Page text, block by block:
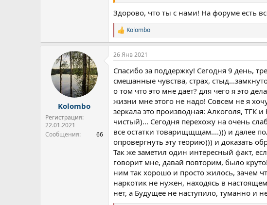
Здорово, что ты с нами! На форуме есть
Р
е
а
к
и
и
Kolombo
Kolombo
Регистрация:
22.01.2021
Сообщения
66
26 Янв 2021
Спасибо за поддержку! Сегодня 9 день,
смешанные чувства, страх,
о том что это мне дает? для чего я это
жизни мне этого не надо! Совсем не я
зеркала это производная: Алкоголя, ТГК
чистый)... Сегодня перехожу на очень
все остатки товарищщщам....))) и далее
опровергнуть эту теорию))) и доказать
Так же заметил один интересный факт,
говорит мне, давай повторим, было
ним так хорошо и просто жилось, зачем
наркотик не нужен, находясь в
нет, а Будущее не наступило, туманно и